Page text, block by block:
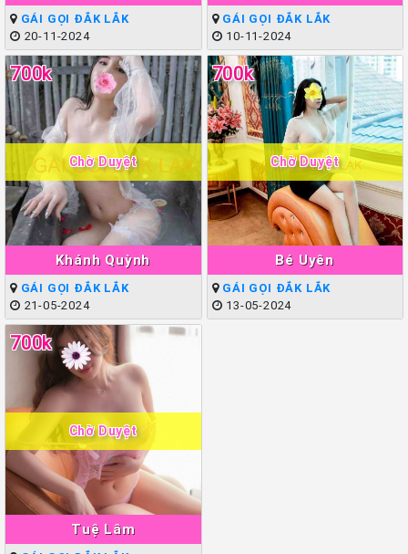
GÁI GỌI ĐẮK LẮK
20-11-2024
GÁI GỌI ĐẮK LẮK
10-11-2024
Khánh Quỳnh
700k
Chờ Duyệt
GÁI GỌI ĐẮK LẮK
21-05-2024
Bé Uyên
700k
Chờ Duyệt
GÁI GỌI ĐẮK LẮK
13-05-2024
Tuệ Lâm
700k
Chờ Duyệt